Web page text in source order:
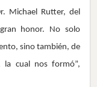
Michael Rutter, del
honor. No solo
sino también, de
la cual nos formó”,